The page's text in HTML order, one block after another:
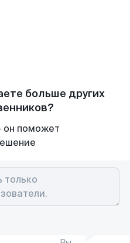
больше других
он поможет